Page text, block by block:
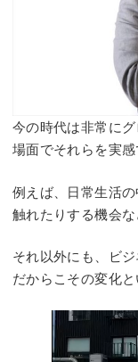
今の時代は非常に
場面でそれらを実感
例えば、日常生活
触れたりする機会
それ以外にも、ビ
だからこその変化